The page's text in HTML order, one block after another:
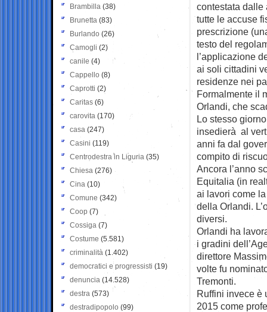
contestata
tutte le accuse
prescrizione
testo del
l’applicazione
ai soli cittadini
residenze nei
Formalmente il
Orlandi, che
Lo stesso
insedierà al
anni fa dal
compito di
Ancora l’anno
Equitalia (in
ai lavori come
della Orlandi.
diversi.
Orlandi ha
i gradini
direttore
volte fu
Tremonti.
Ruffini invece è
2015 come
Brambilla (38)
Brunetta (83)
Burlando (26)
Camogli (2)
canile (4)
Cappello (8)
Caprotti (2)
Caritas (6)
carovita (170)
casa (247)
Casini (119)
Centrodestra in Liguria (35)
Chiesa (276)
Cina (10)
Comune (342)
Coop (7)
Cossiga (7)
Costume (5.581)
criminalità (1.402)
democratici e progressisti (19)
denuncia (14.528)
destra (573)
destradipopolo (99)